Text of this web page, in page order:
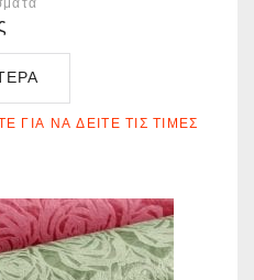
ΓΙΑ ΝΑ ΔΕΊΤΕ ΤΙΣ ΤΙΜΈΣ